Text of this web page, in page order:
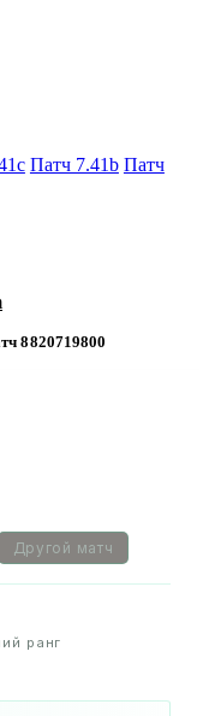
Патч 7.41b Патч
8820719800
Другой матч
ранг